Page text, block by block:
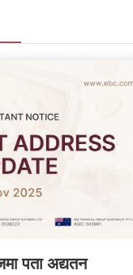
पता अद्यतन